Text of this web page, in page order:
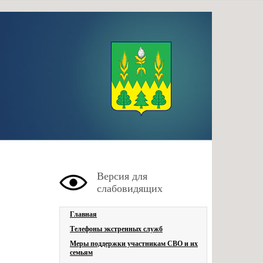
Версия для
слабовидящих
Главная
Телефоны экстренных служб
Меры поддержки участникам СВО и их
семьям